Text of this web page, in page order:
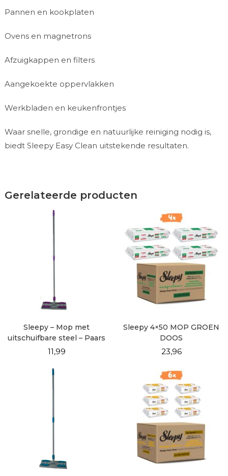
Pannen en kookplaten
Ovens en magnetrons
Afzuigkappen en filters
Aangekoekte oppervlakken
Werkbladen en keukenfrontjes
Waar snelle, grondige en natuurlijke reiniging nodig is,
biedt Sleepy Easy Clean uitstekende resultaten.
Gerelateerde producten
Sleepy – Mop met
uitschuifbare steel – Paars
11,99
Sleepy 4×50 MOP GROEN
DOOS
23,96